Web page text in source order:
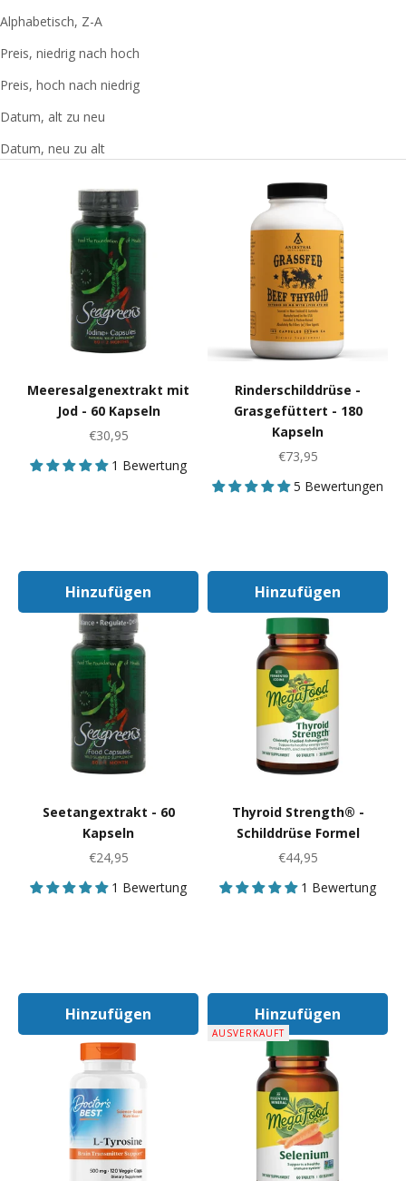
Drüse mit Blut und machen sie damit zu einem der am
besten durchbluteten Organe unseres Körpers.
Alphabetisch, Z-A
Preis, niedrig nach hoch
Preis, hoch nach niedrig
Datum, alt zu neu
Datum, neu zu alt
Meeresalgenextrakt mit
Jod - 60 Kapseln
Angebot
€30,95
1 Bewertung
In Den Warenkorb
Hinzufügen
Rinderschilddrüse -
Grasgefüttert - 180
Kapseln
Angebot
€73,95
5 Bewertungen
In Den
Hinzufügen
Seetangextrakt - 60
Kapseln
Angebot
€24,95
1 Bewertung
In Den Warenkorb
Hinzufügen
Thyroid Strength® -
Schilddrüse Formel
Angebot
€44,95
1 Bewertung
In Den
Hinzufügen
AUSVERKAUFT